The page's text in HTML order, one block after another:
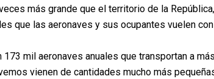
más grande que el territorio de la
que las aeronaves y sus ocupantes vuelen
mil aeronaves anuales que transportan a
vienen de cantidades mucho más